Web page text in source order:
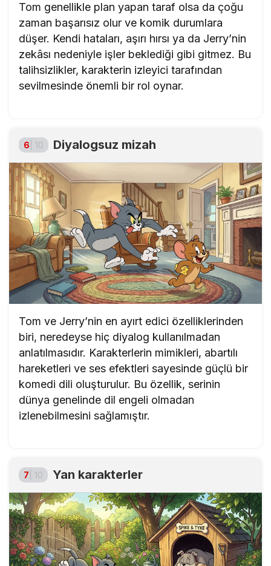
Tom genellikle plan yapan taraf olsa da çoğu
zaman başarısız olur ve komik durumlara
düşer. Kendi hataları, aşırı hırsı ya da Jerry’nin
zekâsı nedeniyle işler beklediği gibi gitmez. Bu
talihsizlikler, karakterin izleyici tarafından
sevilmesinde önemli bir rol oynar.
6 | 10 Diyalogsuz mizah
Tom ve Jerry’nin en ayırt edici özelliklerinden
biri, neredeyse hiç diyalog kullanılmadan
anlatılmasıdır. Karakterlerin mimikleri, abartılı
hareketleri ve ses efektleri sayesinde güçlü bir
komedi dili oluşturulur. Bu özellik, serinin
dünya genelinde dil engeli olmadan
izlenebilmesini sağlamıştır.
7 | 10 Yan karakterler